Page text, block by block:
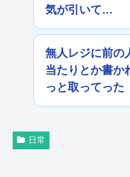
気が引いて…
無人レジに前の
当たりとか書か
っと取ってった
日常